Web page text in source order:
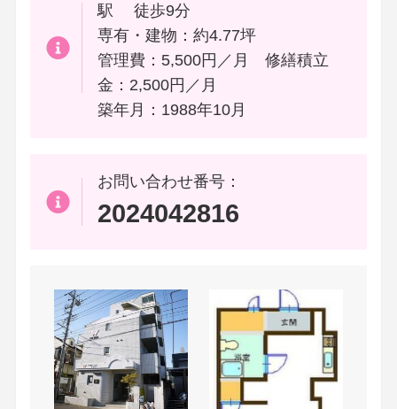
駅 徒歩9分
専有・建物：約4.77坪
管理費：5,500円／月 修繕積立
金：2,500円／月
築年月：1988年10月
お問い合わせ番号：
2024042816